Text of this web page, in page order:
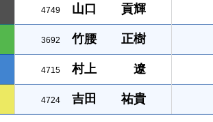
4749 山口 貢輝
3692 竹腰 正樹
4715 村上 遼
4724 吉田 祐貴